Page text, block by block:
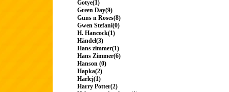
Gotye(1)
Green Day(9)
Guns n Roses(8)
Gwen Stefani(0)
H. Hancock(1)
Händel(3)
Hans zimmer(1)
Hans Zimmer(6)
Hanson (0)
Hapka(2)
Harlej(1)
Harry Potter(2)